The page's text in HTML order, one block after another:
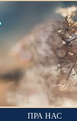
ПРА НАС